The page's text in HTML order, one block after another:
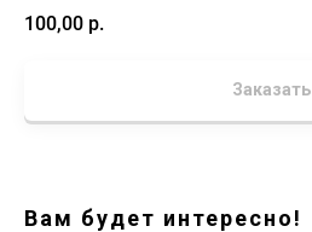
100,00 р.
Заказать
Вам будет интересно!